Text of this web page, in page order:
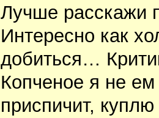
Лучше расскажи
Интересно как
добиться…
Копченое я не
приспичит,